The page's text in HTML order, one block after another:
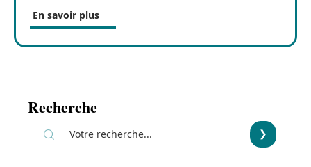
En savoir plus
Recherche